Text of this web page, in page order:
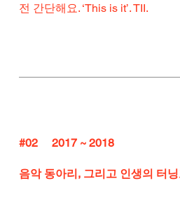
전 간단해요. ‘This is it’. TII.
#02
     2017 ~ 2018
음악 동아리, 그리고 인생의 터